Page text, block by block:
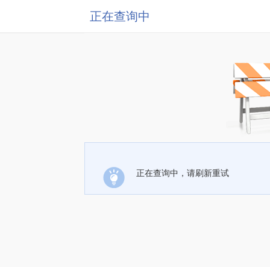
正在查询中
正在查询中，请刷新重试